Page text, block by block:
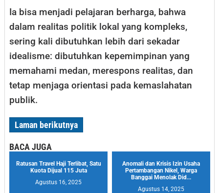
Ia bisa menjadi pelajaran berharga, bahwa
dalam realitas politik lokal yang kompleks,
sering kali dibutuhkan lebih dari sekadar
idealisme: dibutuhkan kepemimpinan yang
memahami medan, merespons realitas, dan
tetap menjaga orientasi pada kemaslahatan
publik.
Laman berikutnya
BACA JUGA
Ratusan Travel Haji Terlibat, Satu
Kuota Dijual 115 Juta
Agustus 16, 2025
Anomali dan Krisis Izin Usaha
Pertambangan Nikel, Warga
Banggai Menolak Did...
Agustus 14, 2025